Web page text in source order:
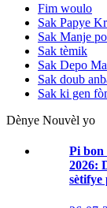
Fim woulo
Sak Papye
Sak Manje
Sak tèmik
Sak Depo
Sak doub
Sak ki gen
Dènye Nouvèl yo
Pi bon
2026: